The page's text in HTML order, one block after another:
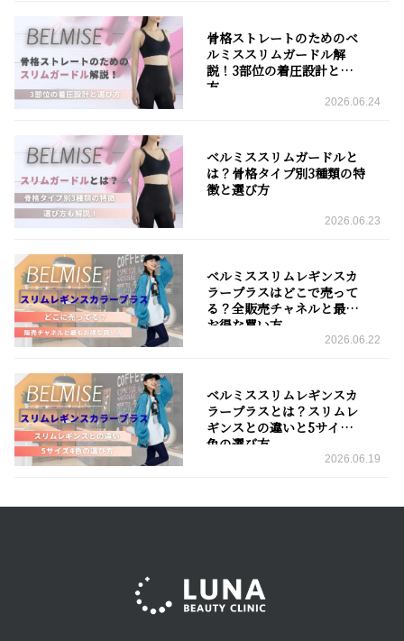
骨格ストレートのためのベ
ルミススリムガードル解
説！3部位の着圧設計と選び
方
2026.06.24
ベルミススリムガードルと
は？骨格タイプ別3種類の特
徴と選び方
2026.06.23
ベルミススリムレギンスカ
ラープラスはどこで売って
る？全販売チャネルと最も
お得な買い方
2026.06.22
ベルミススリムレギンスカ
ラープラスとは？スリムレ
ギンスとの違いと5サイズ4
色の選び方
2026.06.19